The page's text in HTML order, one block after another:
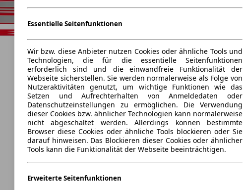
Essentielle Seitenfunktionen
Wir bzw. diese Anbieter nutzen Cookies oder ähnliche Tools und
Technologien, die für die essentielle Seitenfunktionen
erforderlich sind und die einwandfreie Funktionalität der
Webseite sicherstellen. Sie werden normalerweise als Folge von
Nutzeraktivitäten genutzt, um wichtige Funktionen wie das
Setzen und Aufrechterhalten von Anmeldedaten oder
Datenschutzeinstellungen zu ermöglichen. Die Verwendung
dieser Cookies bzw. ähnlicher Technologien kann normalerweise
nicht abgeschaltet werden. Allerdings können bestimmte
Browser diese Cookies oder ähnliche Tools blockieren oder Sie
darauf hinweisen. Das Blockieren dieser Cookies oder ähnlicher
Tools kann die Funktionalität der Webseite beeinträchtigen.
Erweiterte Seitenfunktionen